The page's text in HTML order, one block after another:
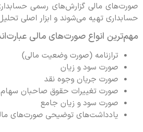
صورت‌های مالی گزارش‌های رسمی
حسابداری تهیه می‌شوند و ابزار اصلی
مهم‌ترین انواع صورت‌های مالی
ترازنامه (صورت وضعیت مالی)
صورت سود و زیان
صورت جریان وجوه نقد
صورت تغییرات حقوق صاحبان سهام
صورت سود و زیان جامع
یادداشت‌های توضیحی صورت‌های